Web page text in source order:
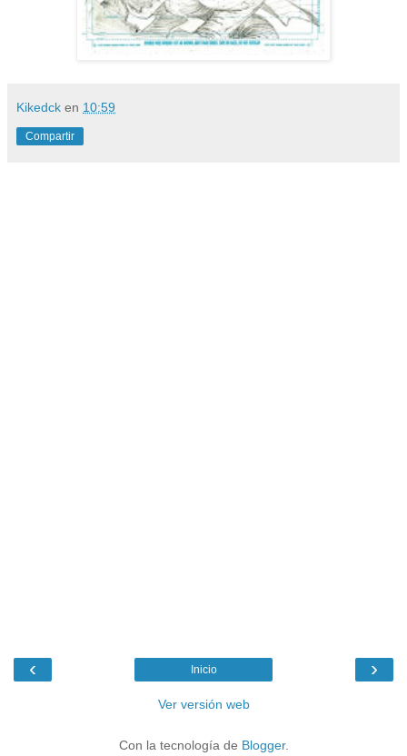
Kikedck en 10:59
Compartir
‹ ›
Inicio
Ver versión web
Con la tecnología de Blogger.